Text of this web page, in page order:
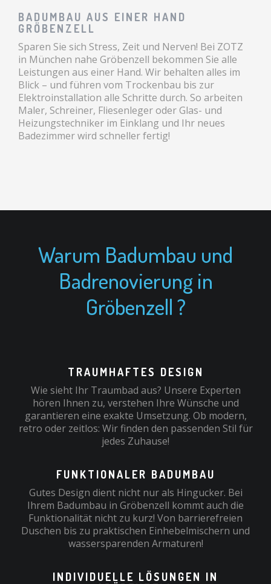
BADUMBAU AUS EINER HAND
GRÖBENZELL
Sparen Sie sich Stress, Zeit und Nerven! Bei ZOTZ
in München nahe Gröbenzell bekommen Sie alle
Leistungen aus einer Hand. Wir behalten alles im
Blick – und führen vom Trockenbau bis zur
Elektroinstallation alle Schritte durch. So arbeiten
Maler, Schreiner, Fliesenleger oder Glas- und
Heizungstechniker im Einklang und Ihr neues
Badezimmer wird schneller fertig!
Warum Badumbau und
Badrenovierung in
Gröbenzell ?
TRAUMHAFTES DESIGN
Wie sieht Ihr Traumbad aus? Unsere Experten
hören Ihnen zu, verstehen Ihre Wünsche und
garantieren eine exakte Umsetzung. Ob modern,
retro oder zeitlos: Wir finden den passenden Stil für
jedes Zuhause!
FUNKTIONALER BADUMBAU
Gutes Design dient nicht nur als Hingucker. Bei
Ihrem Badumbau in Gröbenzell kommt auch die
Funktionalität nicht zu kurz! Von barrierefreien
Duschen bis zu praktischen Einhebelmischern und
wassersparenden Armaturen!
INDIVIDUELLE LÖSUNGEN IN